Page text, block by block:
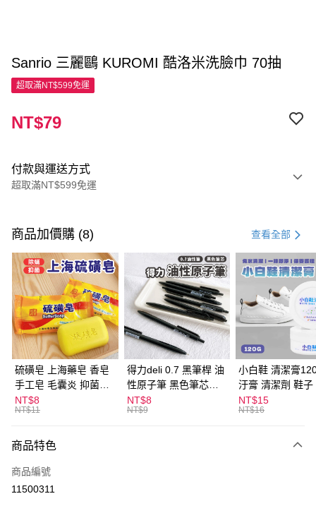
Sanrio 三麗鷗 KUROMI 酷洛米洗臉巾 70抽
超取滿NT$599免運
NT$79
付款與運送方式
超取滿NT$599免運
信用卡一次付款
超商取貨付款
LINE Pay
Apple Pay
街口支付
悠遊付
ATM付款
全家取貨付款
每筆NT$60，滿NT$599(含以上)免運費
付款後全家取貨
商品加價購 (8) 查看全部
硫磺皂 上海藥皂 香皂
手工皂 毛囊炎 抑菌除
蟎 清潔護膚 去油去痘
寵物皮膚病 狗狗貓咪
NT$8
NT$11
得力deli 0.7 黑筆桿 油
性原子筆 黑色筆芯
S304
NT$8
NT$9
小白鞋 清潔膏
汙膏 清潔劑 鞋子
漬 白皮鞋 鞋油
NT$15
NT$16
商品特色
商品編號
11500311